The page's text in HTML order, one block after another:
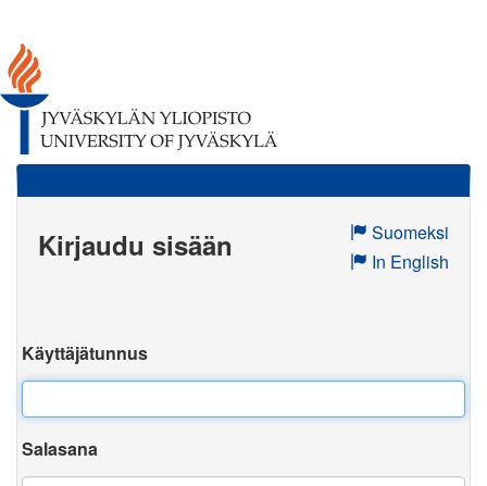
Suomeksi
In English
Kirjaudu sisään
Käyttäjätunnus
Salasana